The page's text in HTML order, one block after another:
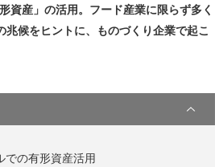
資産」の活用。フード産業に限らず多く
候をヒントに、ものづくり企業で起こ
での有形資産活用